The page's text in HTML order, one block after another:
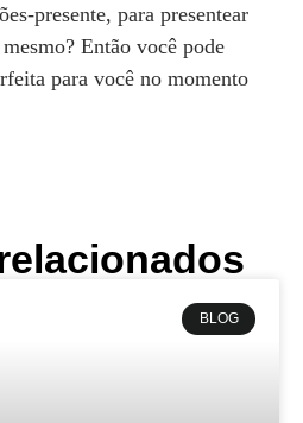
presente, para presentear
Então você pode
para você no momento
BLOG